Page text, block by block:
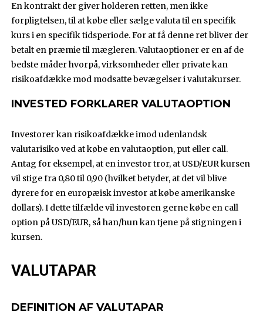
En kontrakt der giver holderen retten, men ikke
forpligtelsen, til at købe eller sælge valuta til en specifik
kurs i en specifik tidsperiode. For at få denne ret bliver der
betalt en præmie til mægleren. Valutaoptioner er en af de
bedste måder hvorpå, virksomheder eller private kan
risikoafdække mod modsatte bevægelser i valutakurser.
INVESTED FORKLARER VALUTAOPTION
Investorer kan risikoafdække imod udenlandsk
valutarisiko ved at købe en valutaoption, put eller call.
Antag for eksempel, at en investor tror, at USD/EUR kursen
vil stige fra 0,80 til 0,90 (hvilket betyder, at det vil blive
dyrere for en europæisk investor at købe amerikanske
dollars). I dette tilfælde vil investoren gerne købe en call
option på USD/EUR, så han/hun kan tjene på stigningen i
kursen.
VALUTAPAR
DEFINITION AF VALUTAPAR